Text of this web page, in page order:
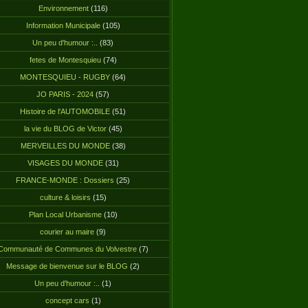
Environnement(116)
Information Municipale(105)
Un peu d'humour :.. (83)
fetes de Montesquieu(74)
MONTESQUIEU - RUGBY (64)
JO PARIS - 2024 (57)
Histoire de l'AUTOMOBILE (51)
la vie du BLOG de Victor(45)
MERVEILLES DU MONDE(38)
VISAGES DU MONDE(31)
FRANCE-MONDE : Dossiers (25)
culture & loisirs (15)
Plan Local Urbanisme(10)
courier au maire (9)
de Communes du Volvestre(7)
Message de bienvenue sur le BLOG (2)
Un peu d'humour :.. (1)
concept cars (1)